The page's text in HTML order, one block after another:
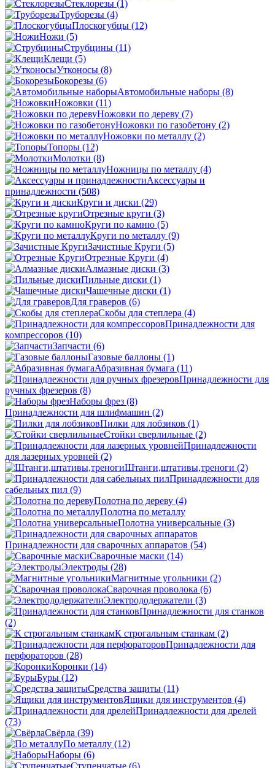
Стеклорезы (1)
Труборезы (4)
Плоскогубцы (12)
Ножи (5)
Струбцины (11)
Клещи (5)
Утконосы (8)
Бокорезы (6)
Автомобильные наборы (8)
Ножовки (11)
Ножовки по дереву (7)
Ножовки по газобетону (2)
Ножовки по металлу (2)
Топоры (12)
Молотки (8)
Ножницы по металлу (4)
Аксессуары и
принадлежности (508)
Круги и диски (29)
Отрезные круги (3)
Круги по камню (5)
Круги по металлу (9)
Зачистные Круги (5)
Отрезные Круги (4)
Алмазные диски (3)
Пильные диски (1)
Чашечные диски (1)
Для граверов (6)
Скобы для степлера (4)
Принадлежности для
компрессоров (10)
Запчасти (6)
Газовые баллоны (1)
Абразивная бумага (11)
Принадлежности для
ручных фрезеров (8)
Наборы фрез (8)
Принадлежности для шлифмашин (2)
Пилки для лобзиков (1)
Стойки сверлильные (2)
Принадлежности
для лазерных уровней (2)
Штанги,штативы,треноги (2)
Принадлежности для
сабельных пил (9)
Полотна по дереву (4)
Полотна по металлу
Полотна универсальные (3)
Принадлежности для сварочных аппаратов (54)
Сварочные маски (14)
Электроды (28)
Магнитные угольники (2)
Сварочная проволока (6)
Электрододержатели (3)
Принадлежности для станков
(2)
К строгальным станкам (2)
Принадлежности для
перфораторов (28)
Коронки (14)
Буры (12)
Средства защиты (11)
Ящики для инструментов (4)
Принадлежности для дрелей
(73)
Свёрла (39)
По металлу (12)
Наборы (6)